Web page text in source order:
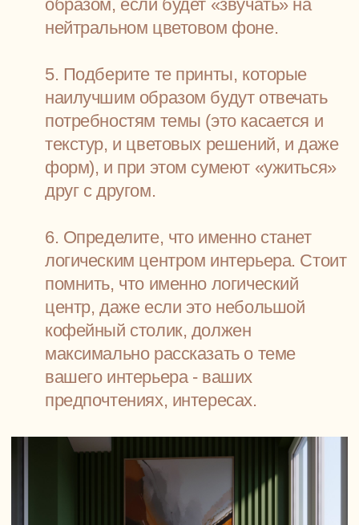
своими руками, то обязательно оставьте свободное
место для размещения вышеуказанных элементов
интерьера. Их можно разложить по полкам,
стенах различных фотографий в соответствующих
общему стилю рамках. Впрочем, это касается не
только любителей фотографии: любой постер,
профессионально оформленный, может создать
неповторимую атмосферу в помещении.
10. Помните об ограниченном пространстве
практически любого помещения в современном
типовом доме. Этот факт означает, что тема
должна быть выражена не только декоративно, но и
практично. А это означает, в первую очередь,
наличие ящиков для белья (в том числе - для его
11. Используйте текстиль в интерьере более активно.
Именно текстиль - шторы, чехлы для мягкой мебели,
основные функции по формированию тематического
12. Создавая тематический интерьер, помните о том,
что один из главных законов дизайна интерьера -
это повторение главной темы. Цвет, фактура ткани,
определенный рисунок - при повторении такой
помещение становится единым целым, гармоничным
по частям, не пытаясь сразу создать картинку,
кофейный столик или комод, разложите на нем
самую любимую коллекцию - пусть даже это одна-
две курительные трубки или статуэтки. Таким
образом вы создадите не просто тематический